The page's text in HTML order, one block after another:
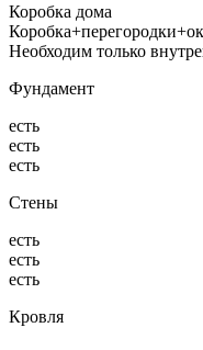
Коробка дома
Необходим только
Фундамент
есть
есть
есть
Стены
есть
есть
есть
Кровля